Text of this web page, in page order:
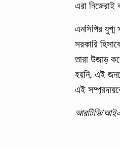
এরা
এনসিপির
সরকারি
তারা উজাড়
হয়নি, এই
এই
আরটিভি/